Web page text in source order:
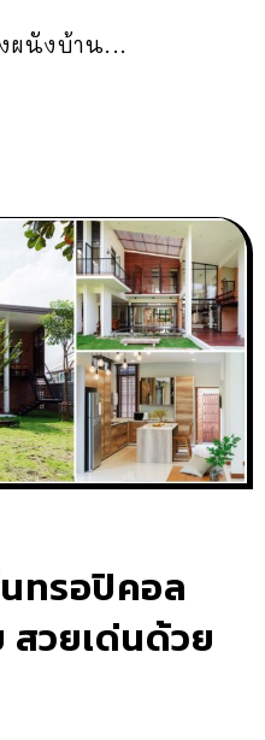
ผนังบ้าน...
ทรอปิคอล
สวยเด่นด้วย